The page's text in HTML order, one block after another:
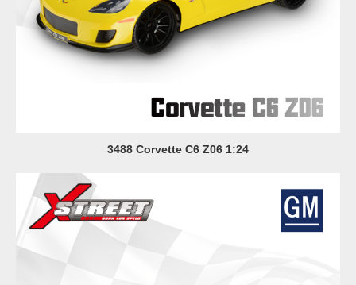
3488 Corvette C6 Z06 1:24